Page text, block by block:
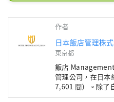
超過44平方
米長的游泳
度假村及水療
店，位於沖繩
作者
日本飯店管理株
東京都
飯店
管理公司，在日本
7,601 間）。除了
方快車飯店」外，